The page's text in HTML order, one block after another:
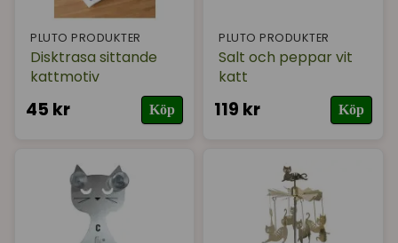
PLUTO PRODUKTER
Disktrasa sittande
kattmotiv
45 kr Köp
PLUTO PRODUKTER
Salt och peppar vit
katt
119 kr Köp